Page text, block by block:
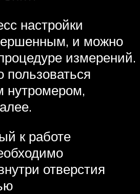
настройки
и можно
измерений.
пользоваться
нутромером,
к работе
отверстия